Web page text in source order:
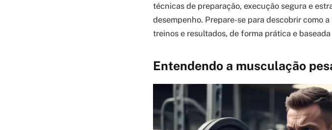
técnicas de preparação, execução segura e
desempenho. Prepare-se para descobrir como
treinos e resultados, de forma prática e
Entendendo a musculação